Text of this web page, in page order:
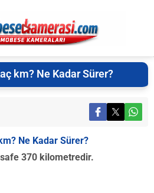
km? Ne Kadar Sürer?
Ne Kadar Sürer?
370 kilometredir.